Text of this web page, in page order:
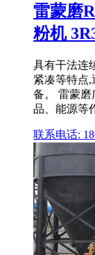
雷蒙磨
粉机
具有干法连
紧凑等特点
备。 雷蒙磨
品、能源等
联系电话: